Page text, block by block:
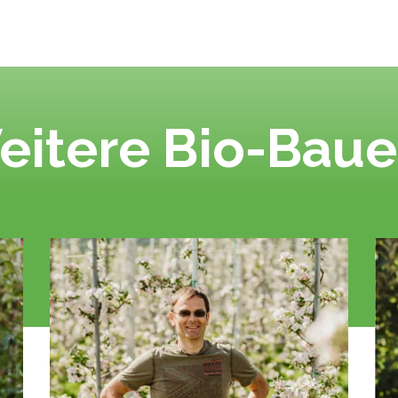
Bio-